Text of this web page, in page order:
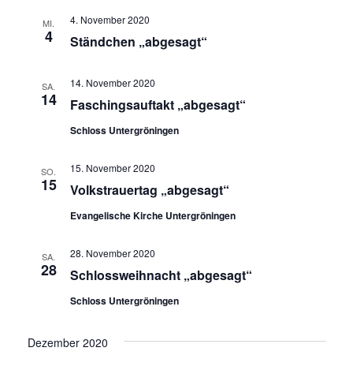
MI.
4 Ständchen „abgesagt“
4. November 2020
SA.
14 Faschingsauftakt „abgesagt“
14. November 2020
Schloss Untergröningen
SO.
15 Volkstrauertag „abgesagt“
15. November 2020
Evangelische Kirche Untergröningen
SA.
28 Schlossweihnacht „abgesagt“
28. November 2020
Schloss Untergröningen
Dezember 2020